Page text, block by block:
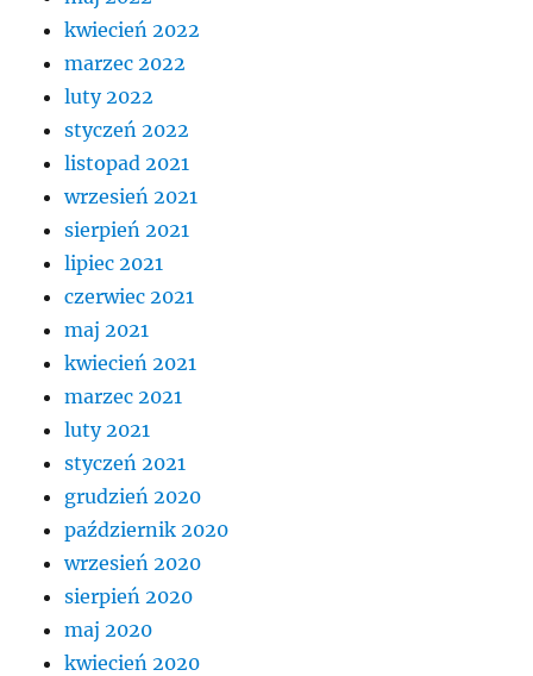
kwiecień 2022
marzec 2022
luty 2022
styczeń 2022
listopad 2021
wrzesień 2021
sierpień 2021
lipiec 2021
czerwiec 2021
maj 2021
kwiecień 2021
marzec 2021
luty 2021
styczeń 2021
grudzień 2020
październik 2020
wrzesień 2020
sierpień 2020
maj 2020
kwiecień 2020